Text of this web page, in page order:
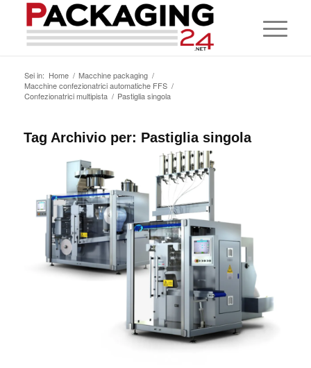
Sei in: Home / Macchine packaging /
Macchine confezionatrici automatiche FFS /
Confezionatrici multipista / Pastiglia singola
Tag Archivio per: Pastiglia singola